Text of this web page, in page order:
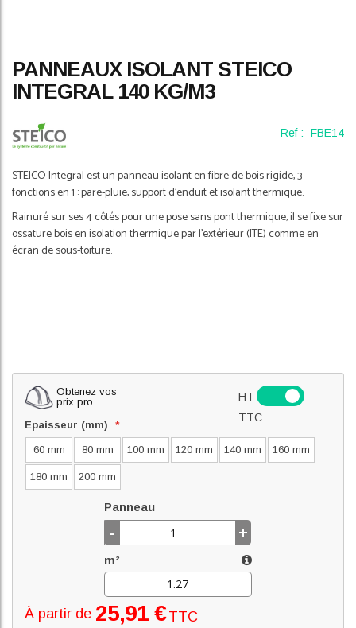
PANNEAUX ISOLANT STEICO
INTEGRAL 140 KG/M3
Ref : FBE14
STEICO Integral est un panneau isolant en fibre de bois rigide, 3
fonctions en 1 : pare-pluie, support d'enduit et isolant thermique.
Rainuré sur ses 4 côtés pour une pose sans pont thermique, il se fixe sur
ossature bois en isolation thermique par l'extérieur (ITE) comme en
écran de sous-toiture.
to
the
beginning
the
images
Obtenez vos
prix pro
HT
TTC
Epaisseur (mm)
60 mm 80 mm 100 mm 120 mm 140 mm 160 mm
180 mm 200 mm
Panneau
- +
m²
À partir de 25,91 € TTC